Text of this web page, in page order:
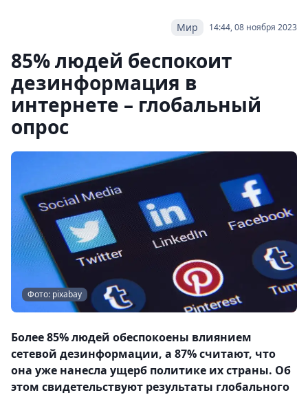
14:44, 08 ноября 2023
Мир
85% людей беспокоит
дезинформация в
интернете – глобальный
опрос
Фото: pixabay
Более 85% людей обеспокоены влиянием
сетевой дезинформации, а 87% считают, что
она уже нанесла ущерб политике их страны. Об
этом свидетельствуют результаты глобального